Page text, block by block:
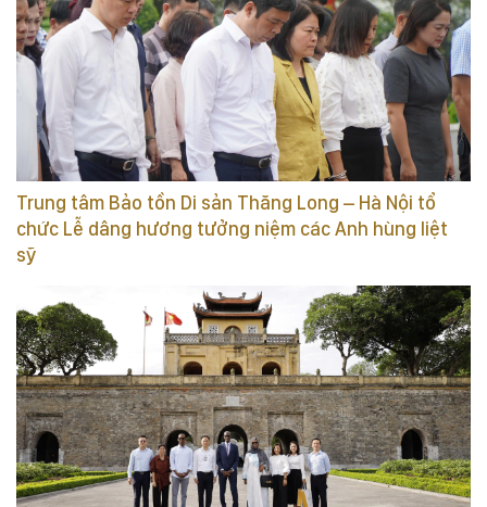
Trung tâm Bảo tồn Di sản Thăng Long – Hà Nội tổ
chức Lễ dâng hương tưởng niệm các Anh hùng liệt
sỹ